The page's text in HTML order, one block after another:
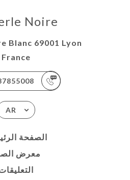
Noire
Blanc 69001 Lyon
France
AR
الصفحة
معرض